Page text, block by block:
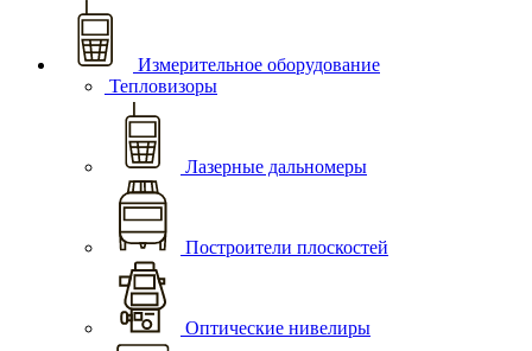
Измерительное оборудование
Тепловизоры
Лазерные дальномеры
Построители плоскостей
Оптические нивелиры